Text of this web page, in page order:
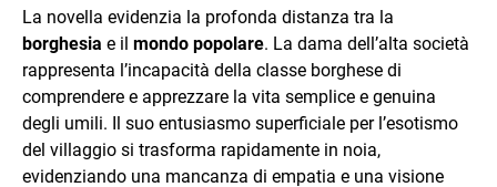
La novella evidenzia la profonda distanza tra la
borghesia e il mondo popolare. La dama dell’alta società
rappresenta l’incapacità della classe borghese di
comprendere e apprezzare la vita semplice e genuina
degli umili. Il suo entusiasmo superficiale per l’esotismo
del villaggio si trasforma rapidamente in noia,
evidenziando una mancanza di empatia e una visione